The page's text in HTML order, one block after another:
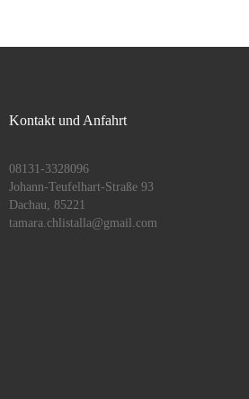
Kontakt und Anfahrt
08131-3328096
Johann-Teufelhart-Straße 93
Dachau 85221
tamara.chlistalla@gmail.com